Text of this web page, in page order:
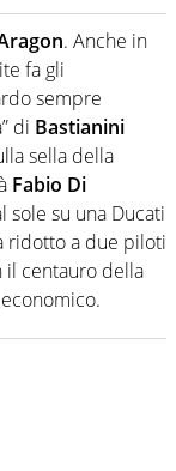
i motori,
volentieri finisce
. Anche in
fa gli
sempre
di Bastianini
sella della
Fabio Di
sole su una Ducati
ridotto a due piloti
il centauro della